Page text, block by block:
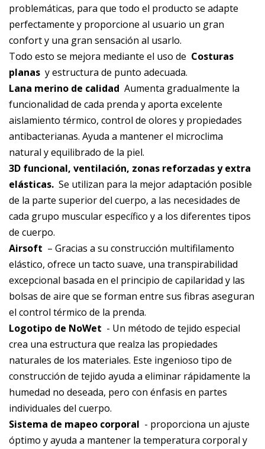
problemáticas, para que todo el producto se adapte
perfectamente y proporcione al usuario un gran
confort y una gran sensación al usarlo.
Todo esto se mejora mediante el uso de Costuras
planas y estructura de punto adecuada.
Lana merino de calidad Aumenta gradualmente la
funcionalidad de cada prenda y aporta excelente
aislamiento térmico, control de olores y propiedades
antibacterianas. Ayuda a mantener el microclima
natural y equilibrado de la piel.
3D funcional, ventilación, zonas reforzadas y extra
elásticas. Se utilizan para la mejor adaptación posible
de la parte superior del cuerpo, a las necesidades de
cada grupo muscular específico y a los diferentes tipos
de cuerpo.
Airsoft – Gracias a su construcción multifilamento
elástico, ofrece un tacto suave, una transpirabilidad
excepcional basada en el principio de capilaridad y las
bolsas de aire que se forman entre sus fibras aseguran
el control térmico de la prenda.
Logotipo de NoWet - Un método de tejido especial
crea una estructura que realza las propiedades
naturales de los materiales. Este ingenioso tipo de
construcción de tejido ayuda a eliminar rápidamente la
humedad no deseada, pero con énfasis en partes
individuales del cuerpo.
Sistema de mapeo corporal - proporciona un ajuste
óptimo y ayuda a mantener la temperatura corporal y